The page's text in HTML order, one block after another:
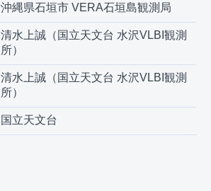
沖縄県石垣市 VERA石垣島観測局
清水上誠（国立天文台 水沢VLBI観測
所）
清水上誠（国立天文台 水沢VLBI観測
所）
国立天文台